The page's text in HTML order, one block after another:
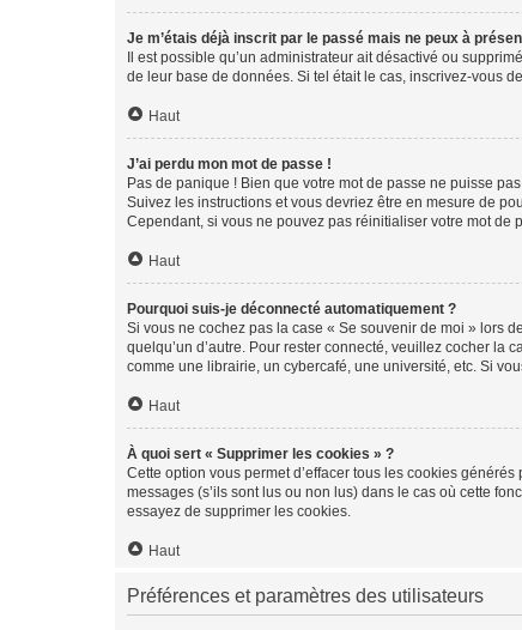
Je m’étais déjà inscrit par le passé mais ne peux à
Il est possible qu’un administrateur ait désactivé ou
de leur base de données. Si tel était le cas, inscrivez-vous
Haut
J’ai perdu mon mot de passe !
Pas de panique ! Bien que votre mot de passe ne puisse
Suivez les instructions et vous devriez être en mesure de
Cependant, si vous ne pouvez pas réinitialiser votre mot de
Haut
Pourquoi suis-je déconnecté automatiquement ?
Si vous ne cochez pas la case « Se souvenir de moi » lors
quelqu’un d’autre. Pour rester connecté, veuillez cocher la
comme une librairie, un cybercafé, une université, etc. Si
Haut
À quoi sert « Supprimer les cookies » ?
Cette option vous permet d’effacer tous les cookies
messages (s’ils sont lus ou non lus) dans le cas où cette
essayez de supprimer les cookies.
Haut
Préférences et paramètres des utilisateurs